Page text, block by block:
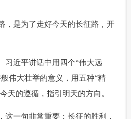
是为了走好今天的长征路，开
近平讲话中用四个“伟大远
伟大壮举的意义，用五种“精
天的遵循，指引明天的方向。
一句非常重要：长征的胜利，